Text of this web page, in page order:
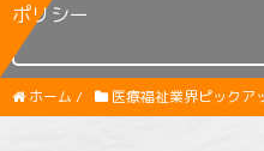
ポリシー
ホーム / 医療福祉業界ピックア